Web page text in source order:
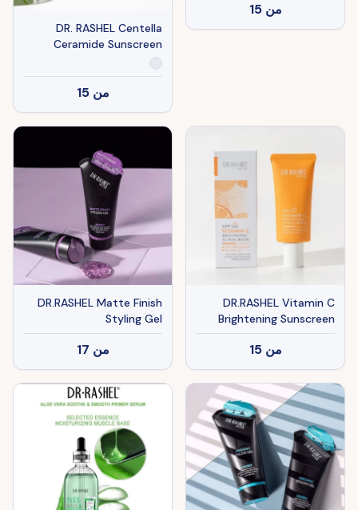
من 15
DR. RASHEL Centella
Ceramide Sunscreen
SPF50
من 15
DR.RASHEL Vitamin C
Brightening Sunscreen
SPF50+
من 15
DR.RASHEL Matte Finish
Styling Gel
من 17